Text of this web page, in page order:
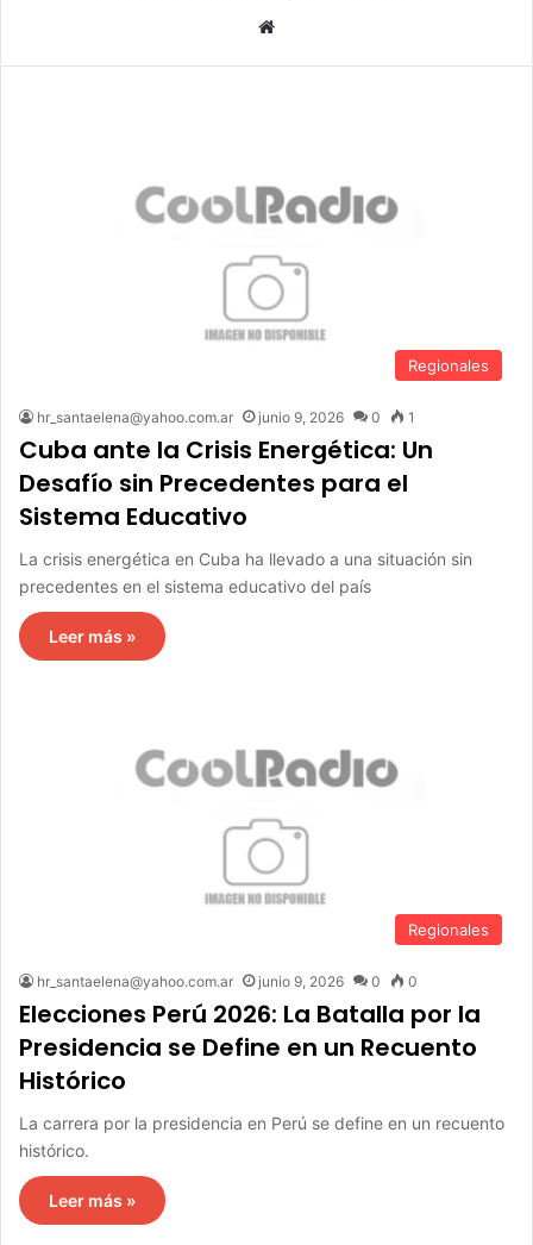
Regionales
hr_santaelena@yahoo.com.ar junio 9, 2026 0 1
Cuba ante la Crisis Energética: Un
Desafío sin Precedentes para el
Sistema Educativo
La crisis energética en Cuba ha llevado a una situación sin
precedentes en el sistema educativo del país
Leer más »
Regionales
hr_santaelena@yahoo.com.ar junio 9, 2026 0 0
Elecciones Perú 2026: La Batalla por la
Presidencia se Define en un Recuento
Histórico
La carrera por la presidencia en Perú se define en un recuento
histórico.
Leer más »